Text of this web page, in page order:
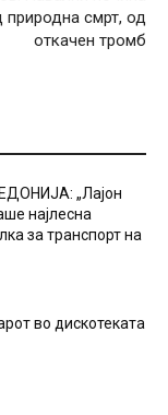
природна смрт, од
откачен тромб
„Лајон
најлесна
за транспорт на
во дискотеката